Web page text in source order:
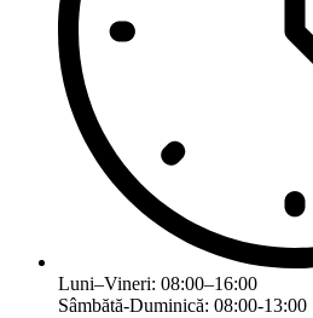
Luni–Vineri: 08:00–16:00
Sâmbătă-Duminică: 08:00-13:00